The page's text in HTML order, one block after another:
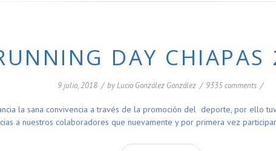
DAY CHIAPAS
9 julio, 2018 / byLucio González González / 9335 comments /
la sana convivencia a través de la promoción del deporte, por ello
a nuestros colaboradores que nuevamente y por primera vez